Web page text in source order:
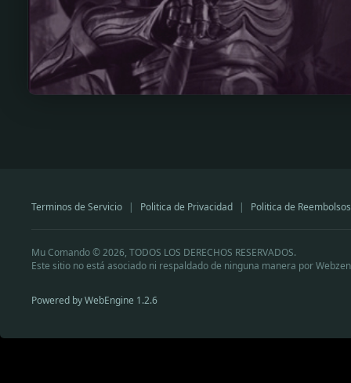
Terminos de Servicio | Politica de Privacidad | Politica de Reembolsos
Mu Comando © 2026, TODOS LOS DERECHOS RESERVADOS.
Este sitio no está asociado ni respaldado de ninguna manera por
Powered by WebEngine 1.2.6